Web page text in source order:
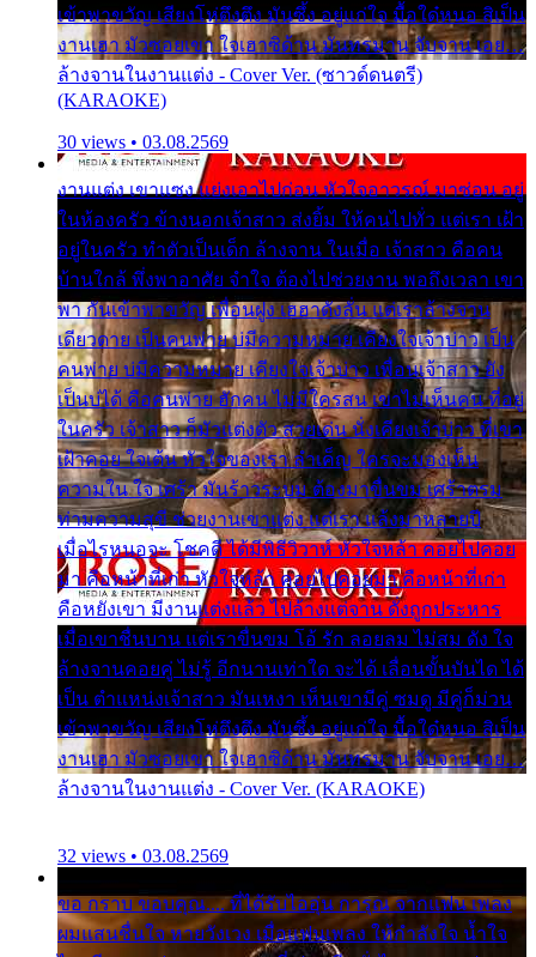
เข้าพาขวัญ เสียงโห่ตึงตึง มันซึ้ง อยู่แก่ใจ มื้อใด๋หนอ สิเป็น
งานเฮา มัวซอยเขา ใจเฮาซิด้าน มันทรมาน จับจาน เอย…
ล้างจานในงานแต่ง - Cover Ver. (ซาวด์ดนตรี)
(KARAOKE)
30 views • 03.08.2569
งานแต่ง เขาแซง แย่งเอาไปก่อน หัวใจอาวรณ์ มาซ่อน อยู่
ในห้องครัว ข้างนอกเจ้าสาว ส่งยิ้ม ให้คนไปทั่ว แต่เรา เฝ้า
อยู่ในครัว ทำตัวเป็นเด็ก ล้างจาน ในเมื่อ เจ้าสาว คือคน
บ้านใกล้ พึ่งพาอาศัย จำใจ ต้องไปช่วยงาน พอถึงเวลา เขา
พา กันเข้าพาขวัญ เพื่อนฝูง เฮฮาดังลั่น แต่เราล้างจาน
เดียวดาย เป็นคนพ่าย บ่มีความหมาย เคียงใจเจ้าบ่าว เป็น
คนพ่าย บ่มีความหมาย เคียงใจเจ้าบ่าว เพื่อนเจ้าสาว ยัง
เป็นบ่ได้ คือคนพ่าย ฮักคน ไม่มีใครสน เขาไม่เห็นคน ที่อยู่
ในครัว เจ้าสาว ก็มัวแต่งตัว สวยเด่น นั่งเคียงเจ้าบ่าว ที่เขา
เฝ้าคอย ใจเต้น หัวใจของเรา ลำเค็ญ ใครจะมองเห็น
ความใน ใจ เศร้า มันร้าวระบม ต้องมาขื่นขม เศร้าตรม
ท่ามความสุขี ช่วยงานเขาแต่ง แต่เรา แล้งมาหลายปี
เมื่อไรหนอจะ โชคดี ได้มีพิธีวิวาห์ หัวใจหล้า คอยไปคอย
มา คือหน้าที่เก่า หัวใจหล้า คอยไปคอยมา คือหน้าที่เก่า
คือหยังเขา มีงานแต่งแล้ว ไปล้างแต่จาน ดั่งถูกประหาร
เมื่อเขาชื่นบาน แต่เราขื่นขม โอ้ รัก ลอยลม ไม่สม ดัง ใจ
ล้างจานคอยคู่ ไม่รู้ อีกนานเท่าใด จะได้ เลื่อนขั้นบันได ได้
เป็น ตำแหน่งเจ้าสาว มันเหงา เห็นเขามีคู่ ซมดู มีคู่ก็ม่วน
เข้าพาขวัญ เสียงโห่ตึงตึง มันซึ้ง อยู่แก่ใจ มื้อใด๋หนอ สิเป็น
งานเฮา มัวซอยเขา ใจเฮาซิด้าน มันทรมาน จับจาน เอย…
ล้างจานในงานแต่ง - Cover Ver. (KARAOKE)
32 views • 03.08.2569
ขอ กราบ ขอบคุณ.... ที่ได้รับไออุ่น การุณ จากแฟน เพลง
ผมแสนชื่นใจ หายวังเวง เมื่อแฟนเพลง ให้กำลังใจ น้ำใจ